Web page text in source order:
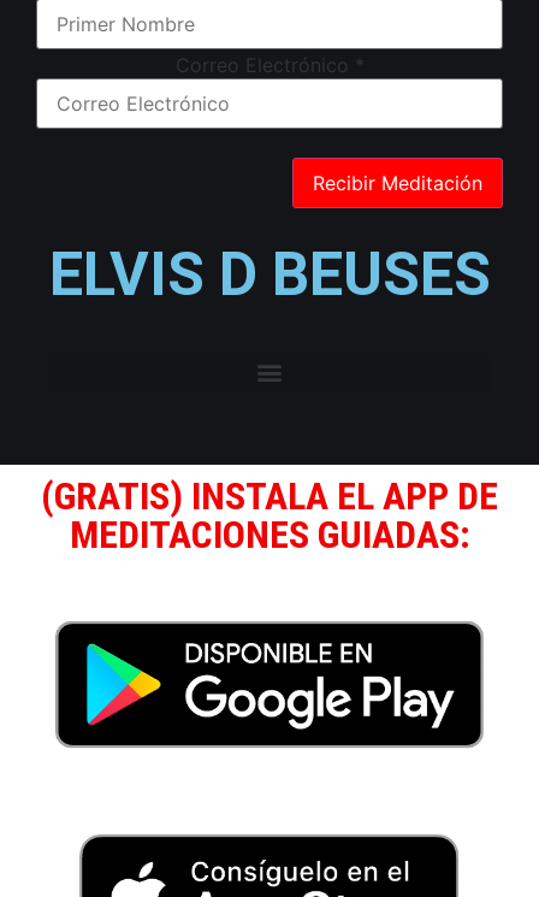
Correo Electrónico *
ELVIS D BEUSES
(GRATIS) INSTALA EL APP DE
MEDITACIONES GUIADAS: